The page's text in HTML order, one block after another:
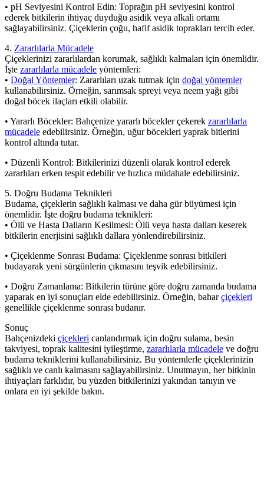
• pH Seviyesini Kontrol Edin: Toprağın pH seviyesini kontrol
ederek bitkilerin ihtiyaç duyduğu asidik veya alkali ortamı
sağlayabilirsiniz. Çiçeklerin çoğu, hafif asidik toprakları tercih eder.
4. Zararlılarla Mücadele
Çiçeklerinizi zararlılardan korumak, sağlıklı kalmaları için önemlidir.
İşte zararlılarla mücadele yöntemleri:
• Doğal Yöntemler: Zararlıları uzak tutmak için doğal yöntemler
kullanabilirsiniz. Örneğin, sarımsak spreyi veya neem yağı gibi
doğal böcek ilaçları etkili olabilir.
• Yararlı Böcekler: Bahçenize yararlı böcekler çekerek zararlılarla
mücadele edebilirsiniz. Örneğin, uğur böcekleri yaprak bitlerini
kontrol altında tutar.
• Düzenli Kontrol: Bitkilerinizi düzenli olarak kontrol ederek
zararlıları erken tespit edebilir ve hızlıca müdahale edebilirsiniz.
5. Doğru Budama Teknikleri
Budama, çiçeklerin sağlıklı kalması ve daha gür büyümesi için
önemlidir. İşte doğru budama teknikleri:
• Ölü ve Hasta Dalların Kesilmesi: Ölü veya hasta dalları keserek
bitkilerin enerjisini sağlıklı dallara yönlendirebilirsiniz.
• Çiçeklenme Sonrası Budama: Çiçeklenme sonrası bitkileri
budayarak yeni sürgünlerin çıkmasını teşvik edebilirsiniz.
• Doğru Zamanlama: Bitkilerin türüne göre doğru zamanda budama
yaparak en iyi sonuçları elde edebilirsiniz. Örneğin, baharçiçekleri
genellikle çiçeklenme sonrası budanır.
Sonuç
Bahçenizdeki çiçekleri canlandırmak için doğru sulama, besin
takviyesi, toprak kalitesini iyileştirme, zararlılarla mücadele ve doğru
budama tekniklerini kullanabilirsiniz. Bu yöntemlerle çiçeklerinizin
sağlıklı ve canlı kalmasını sağlayabilirsiniz. Unutmayın, her bitkinin
ihtiyaçları farklıdır, bu yüzden bitkilerinizi yakından tanıyın ve
onlara en iyi şekilde bakın.